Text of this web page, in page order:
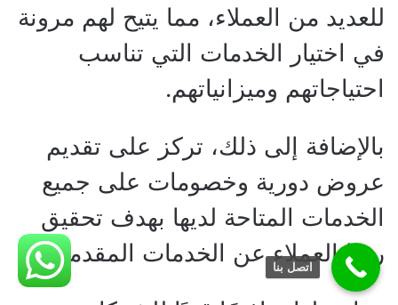
للعديد من العملاء، مما يتيح لهم مرونة
في اختيار الخدمات التي تناسب
احتياجاتهم وميزانياتهم.
بالإضافة إلى ذلك، تركز على تقديم
عروض دورية وخصومات على جميع
الخدمات المتاحة لديها بهدف تحقيق
رضا العملاء عن الخدمات المقدمة.
اتصل بنا